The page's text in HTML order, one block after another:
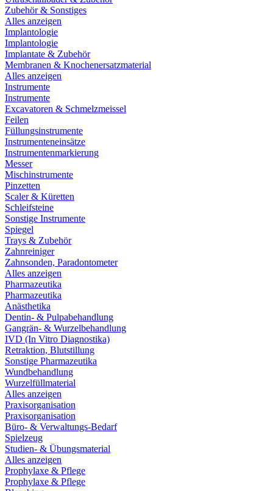
Zubehör & Sonstiges
Alles anzeigen
Implantologie
Implantologie
Implantate & Zubehör
Membranen & Knochenersatzmaterial
Alles anzeigen
Instrumente
Instrumente
Excavatoren & Schmelzmeissel
Feilen
Füllungsinstrumente
Instrumenteneinsätze
Instrumentenmarkierung
Messer
Mischinstrumente
Pinzetten
Scaler & Küretten
Schleifsteine
Sonstige Instrumente
Spiegel
Trays & Zubehör
Zahnreiniger
Zahnsonden, Paradontometer
Alles anzeigen
Pharmazeutika
Pharmazeutika
Anästhetika
Dentin- & Pulpabehandlung
Gangrän- & Wurzelbehandlung
IVD (In Vitro Diagnostika)
Retraktion, Blutstillung
Sonstige Pharmazeutika
Wundbehandlung
Wurzelfüllmaterial
Alles anzeigen
Praxisorganisation
Praxisorganisation
Büro- & Verwaltungs-Bedarf
Spielzeug
Studien- & Übungsmaterial
Alles anzeigen
Prophylaxe & Pflege
Prophylaxe & Pflege